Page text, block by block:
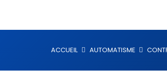
ACCUEIL AUTOMATISME